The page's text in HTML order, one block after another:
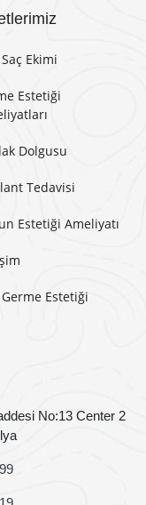
Ekimi
Estetiği
Dolgusu
Tedavisi
Estetiği Ameliyatı
Estetiği
No:13 Center 2